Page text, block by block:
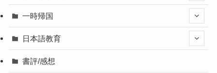
一時帰国
日本語教育
書評/感想